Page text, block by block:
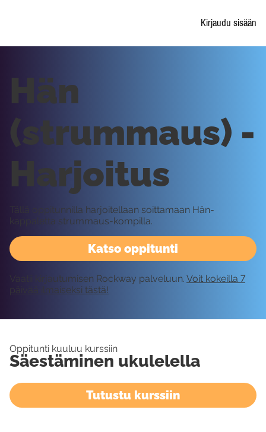
Kirjaudu sisään
Katso oppitunti
Hän
(strummaus) -
Harjoitus
Tällä oppitunnilla harjoitellaan soittamaan Hän-
kappaletta strummaus-kompilla.
Vaatii kirjautumisen Rockway palveluun. Voit kokeilla 7
päivää ilmaiseksi tästä!
Oppitunti kuuluu kurssiin
Säestäminen ukulelella
Tutustu kurssiin